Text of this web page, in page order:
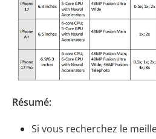
Résumé:
Si vous recherchez le